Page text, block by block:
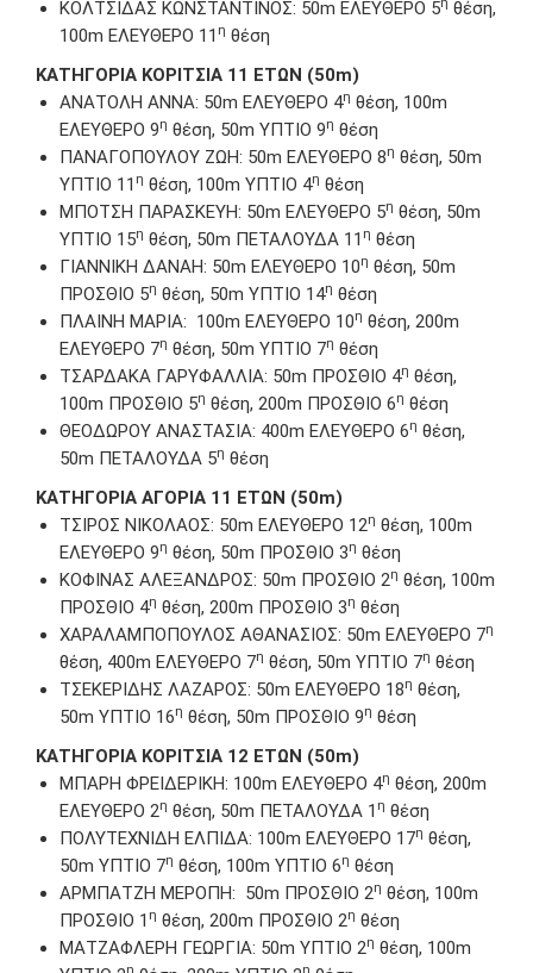
ΚΟΛΤΣΙΔΑΣ ΚΩΝΣΤΑΝΤΙΝΟΣ: 50m EΛΕΥΘΕΡΟ 5η θέση,
100m ΕΛΕΥΘΕΡΟ 11 η θέση
ΚΑΤΗΓΟΡΙΑ ΚΟΡΙΤΣΙΑ 11 ΕΤΩΝ (50m)
ΑΝΑΤΟΛΗ ΑΝΝΑ: 50m EΛΕΥΘΕΡΟ 4η θέση, 100m
ΕΛΕΥΘΕΡΟ 9η θέση, 50m ΥΠΤΙΟ 9η θέση
ΠΑΝΑΓΟΠΟΥΛΟΥ ΖΩΗ: 50m EΛΕΥΘΕΡΟ 8η θέση, 50m
ΥΠΤΙΟ 11 η θέση, 100m ΥΠΤΙΟ 4η θέση
ΜΠΟΤΣΗ ΠΑΡΑΣΚΕΥΗ: 50m ΕΛΕΥΘΕΡΟ 5η θέση, 50m
ΥΠΤΙΟ 15η θέση, 50m ΠΕΤΑΛΟΥΔΑ 11 η θέση
ΓΙΑΝΝΙΚΗ ΔΑΝΑΗ: 50m EΛΕΥΘΕΡΟ 10η θέση, 50m
ΠΡΟΣΘΙΟ 5η θέση, 50m ΥΠΤΙΟ 14η θέση
ΠΛΑΙΝΗ ΜΑΡΙΑ: 100m ΕΛΕΥΘΕΡΟ 10η θέση, 200m
ΕΛΕΥΘΕΡΟ 7η θέση, 50m ΥΠΤΙΟ 7η θέση
ΤΣΑΡΔΑΚΑ ΓΑΡΥΦΑΛΛΙΑ: 50m ΠΡΟΣΘΙΟ 4η θέση,
100m ΠΡΟΣΘΙΟ 5η θέση, 200m ΠΡΟΣΘΙΟ 6η θέση
ΘΕΟΔΩΡΟΥ ΑΝΑΣΤΑΣΙΑ: 400m EΛΕΥΘΕΡΟ 6η θέση,
50m ΠΕΤΑΛΟΥΔΑ 5η θέση
ΚΑΤΗΓΟΡΙΑ ΑΓΟΡΙΑ 1 1 ΕΤΩΝ (50m)
ΤΣΙΡΟΣ ΝΙΚΟΛΑΟΣ: 50m EΛΕΥΘΕΡΟ 12η θέση, 100m
EΛΕΥΘΕΡΟ 9η θέση, 50m ΠΡΟΣΘΙΟ 3η θέση
ΚΟΦΙΝΑΣ ΑΛΕΞΑΝΔΡΟΣ: 50m ΠΡΟΣΘΙΟ 2η θέση, 100m
ΠΡΟΣΘΙΟ 4η θέση, 200m ΠΡΟΣΘΙΟ 3η θέση
ΧΑΡΑΛΑΜΠΟΠΟΥΛΟΣ ΑΘΑΝΑΣΙΟΣ: 50m EΛΕΥΘΕΡΟ 7η
θέση, 400m EΛΕΥΘΕΡΟ 7η θέση, 50m ΥΠΤΙΟ 7η θέση
ΤΣΕΚΕΡΙΔΗΣ ΛΑΖΑΡΟΣ: 50m EΛΕΥΘΕΡΟ 18η θέση,
50m ΥΠΤΙΟ 16η θέση, 50m ΠΡΟΣΘΙΟ 9η θέση
ΚΑΤΗΓΟΡΙΑ ΚΟΡΙΤΣΙΑ 12 ΕΤΩΝ (50m)
ΜΠΑΡΗ ΦΡΕΙΔΕΡΙΚΗ: 100m EΛΕΥΘΕΡΟ 4η θέση, 200m
ΕΛΕΥΘΕΡΟ 2η θέση, 50m ΠΕΤΑΛΟΥΔΑ 1 η θέση
ΠΟΛΥΤΕΧΝΙΔΗ ΕΛΠΙΔΑ: 100m ΕΛΕΥΘΕΡΟ 17η θέση,
50m ΥΠΤΙΟ 7η θέση, 100m ΥΠΤΙΟ 6η θέση
ΑΡΜΠΑΤΖΗ ΜΕΡΟΠΗ: 50m ΠΡΟΣΘΙΟ 2η θέση, 100m
ΠΡΟΣΘΙΟ 1 η θέση, 200m ΠΡΟΣΘΙΟ 2η θέση
ΜΑΤΖΑΦΛΕΡΗ ΓΕΩΡΓΙΑ: 50m ΥΠΤΙΟ 2η θέση, 100m